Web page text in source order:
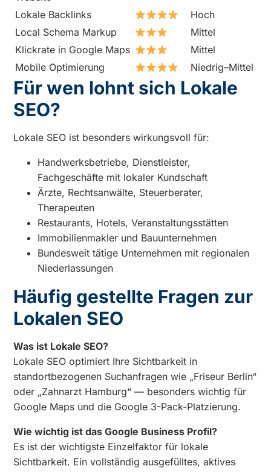
Lokale Backlinks
Hoch
Local Schema Markup
Mittel
Klickrate in Google Maps
Mittel
Mobile Optimierung
Niedrig–Mittel
Für wen lohnt sich Lokale
SEO?
Lokale SEO ist besonders wirkungsvoll für:
Handwerksbetriebe, Dienstleister,
Fachgeschäfte mit lokaler Kundschaft
Ärzte, Rechtsanwälte, Steuerberater,
Therapeuten
Restaurants, Hotels, Veranstaltungsstätten
Immobilienmakler und Bauunternehmen
Bundesweit tätige Unternehmen mit regionalen
Niederlassungen
Häufig gestellte Fragen zur
Lokalen SEO
Was ist Lokale SEO?
Lokale SEO optimiert Ihre Sichtbarkeit in
standortbezogenen Suchanfragen wie „Friseur Berlin“
oder „Zahnarzt Hamburg“ — besonders wichtig für
Google Maps und die Google 3-Pack-Platzierung.
Wie wichtig ist das Google Business Profil?
Es ist der wichtigste Einzelfaktor für lokale
Sichtbarkeit. Ein vollständig ausgefülltes, aktives